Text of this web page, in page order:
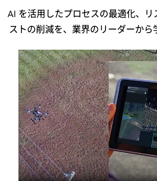
AI を活用したプロセスの最適化、リ
ストの削減を、業界のリーダーから